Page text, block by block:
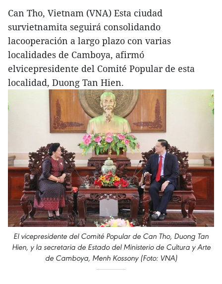
Can Tho, Vietnam (VNA) Esta ciudad
survietnamita seguirá consolidando
lacooperación a largo plazo con varias
localidades de Camboya, afirmó
elvicepresidente del Comité Popular de esta
localidad, Duong Tan Hien.
El vicepresidente del Comité Popular de Can Tho, Duong Tan
Hien, y la secretaria de Estado del Ministerio de Cultura y Arte
de Camboya, Menh Kossony (Foto: VNA)